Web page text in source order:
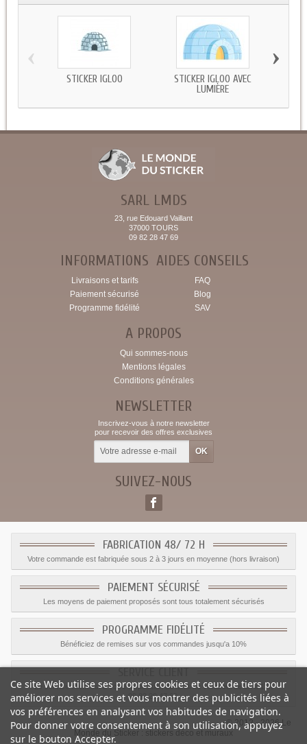
STICKER IGLOO
STICKER IGLOO AVEC
LUMIÈRE
‹ ›
SARL LMDS
23, rue Edouard Vaillant
37000 TOURS
09 82 28 47 69
INFORMATIONS
Livraisons et tarifs
Paiement sécurisé
Programme fidélité
AIDES CONSEILS
FAQ
Blog
SAV
A PROPOS
Qui sommes-nous
Mentions légales
Conditions générales
NEWSLETTER
Inscrivez-vous à notre newsletter
pour recevoir des offres exclusives
SUIVEZ-NOUS
FABRICATION 48/ 72 H
Votre commande est fabriquée sous 2 à 3 jours en moyenne (hors livraison)
PAIEMENT SÉCURISÉ
Les moyens de paiement proposés sont tous totalement sécurisés
PROGRAMME FIDÉLITÉ
Bénéficiez de remises sur vos commandes jusqu'a 10%
Le service client est a votre disposition du lundi au vendredi de 8h à 17h
09.82.28.47.69.
© 2012 - 2026 Le
Monde du Sticker :
stickers déco et muraux
Ce site Web utilise ses propres cookies et ceux de tiers pour
améliorer nos services et vous montrer des publicités liées à
vos préférences en analysant vos habitudes de navigation.
Pour donner votre consentement à son utilisation, appuyez
sur le bouton Accepter.